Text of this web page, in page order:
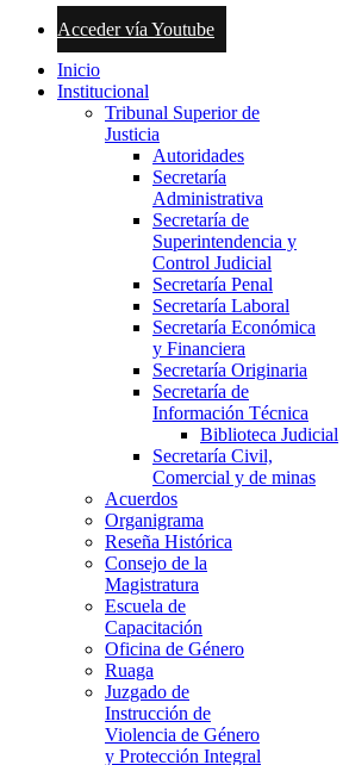
Acceder vía Youtube
Inicio
Institucional
Tribunal Superior de
Justicia
Autoridades
Secretaría
Administrativa
Secretaría de
Superintendencia y
Control Judicial
Secretaría Penal
Secretaría Laboral
Secretaría Económica
y Financiera
Secretaría Originaria
Secretaría de
Información Técnica
Biblioteca Judicial
Secretaría Civil,
Comercial y de minas
Acuerdos
Organigrama
Reseña Histórica
Consejo de la
Magistratura
Escuela de
Capacitación
Oficina de Género
Ruaga
Juzgado de
Instrucción de
Violencia de Género
y Protección Integral